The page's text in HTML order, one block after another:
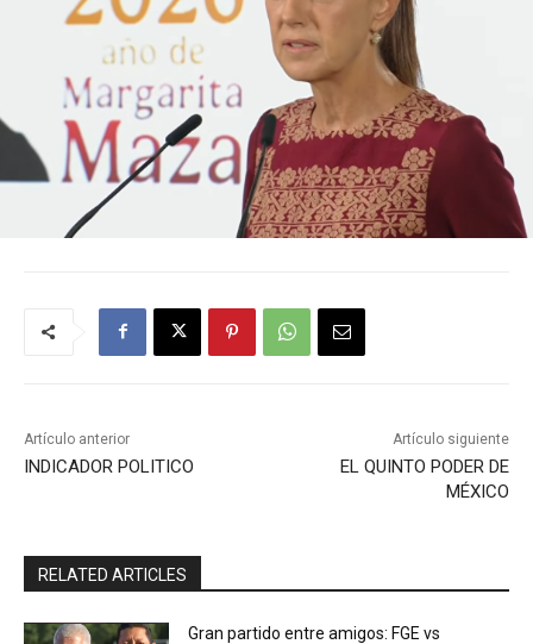
Artículo anterior
INDICADOR POLITICO
Artículo siguiente
EL QUINTO PODER DE
MÉXICO
RELATED ARTICLES
Gran partido entre amigos: FGE vs